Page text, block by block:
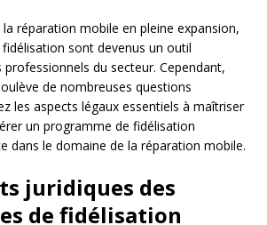
réparation mobile en pleine expansion,
sont devenus un outil
du secteur. Cependant,
de nombreuses questions
les aspects légaux essentiels à maîtriser
un programme de fidélisation
dans le domaine de la réparation mobile.
juridiques des
de fidélisation